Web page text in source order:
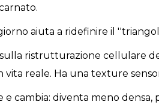
aiuta a ridefinire il
ristrutturazione cellulare
reale. Ha una texture
cambia: diventa meno